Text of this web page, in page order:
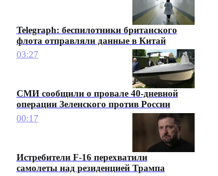
Telegraph: беспилотники британского
флота отправляли данные в Китай
03:27
СМИ сообщили о провале 40-дневной
операции Зеленского против России
00:17
Истребители F-16 перехватили
самолеты над резиденцией Трампа